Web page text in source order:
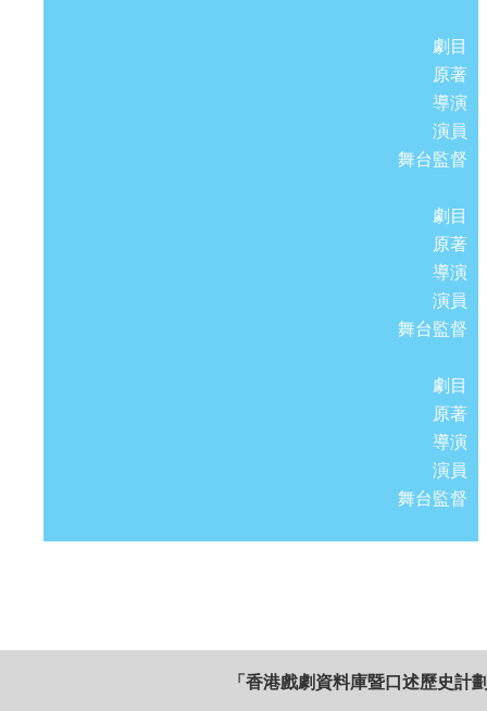
劇目
原著
導演
演員
舞台監督
劇目
原著
導演
演員
舞台監督
劇目
原著
導演
演員
舞台監督
「香港戲劇資料庫暨口述歷史計